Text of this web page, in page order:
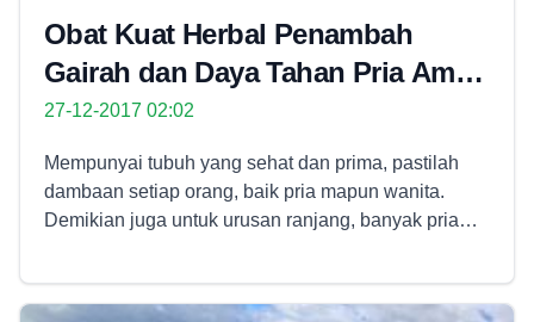
Obat Kuat Herbal Penambah
Gairah dan Daya Tahan Pria Aman
Dikonsumsi
27-12-2017 02:02
Mempunyai tubuh yang sehat dan prima, pastilah
dambaan setiap orang, baik pria mapun wanita.
Demikian juga untuk urusan ranjang, banyak pria
urusan yang satu ini. Namun, kenyataan yang ada,